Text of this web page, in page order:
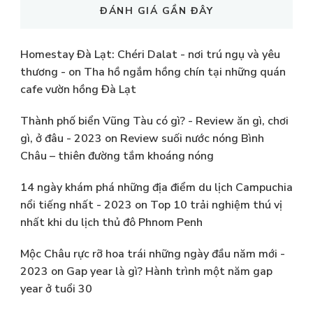
ĐÁNH GIÁ GẦN ĐÂY
Homestay Đà Lạt: Chéri Dalat - nơi trú ngụ và yêu
thương - on Tha hồ ngắm hồng chín tại những quán
cafe vườn hồng Đà Lạt
Thành phố biển Vũng Tàu có gì? - Review ăn gì, chơi
gì, ở đâu - 2023 on Review suối nước nóng Bình
Châu – thiên đường tắm khoáng nóng
14 ngày khám phá những địa điểm du lịch Campuchia
nổi tiếng nhất - 2023 on Top 10 trải nghiệm thú vị
nhất khi du lịch thủ đô Phnom Penh
Mộc Châu rực rỡ hoa trái những ngày đầu năm mới -
2023 on Gap year là gì? Hành trình một năm gap
year ở tuổi 30